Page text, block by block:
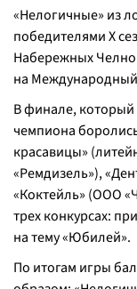
«Нелогичные» из
победителями X
Набережных
на
В финале,
чемпиона
красавицы»
«Ремдизель»),
«Коктейль» (ООО
трех конкурсах:
на тему «Юбилей».
По итогам игры